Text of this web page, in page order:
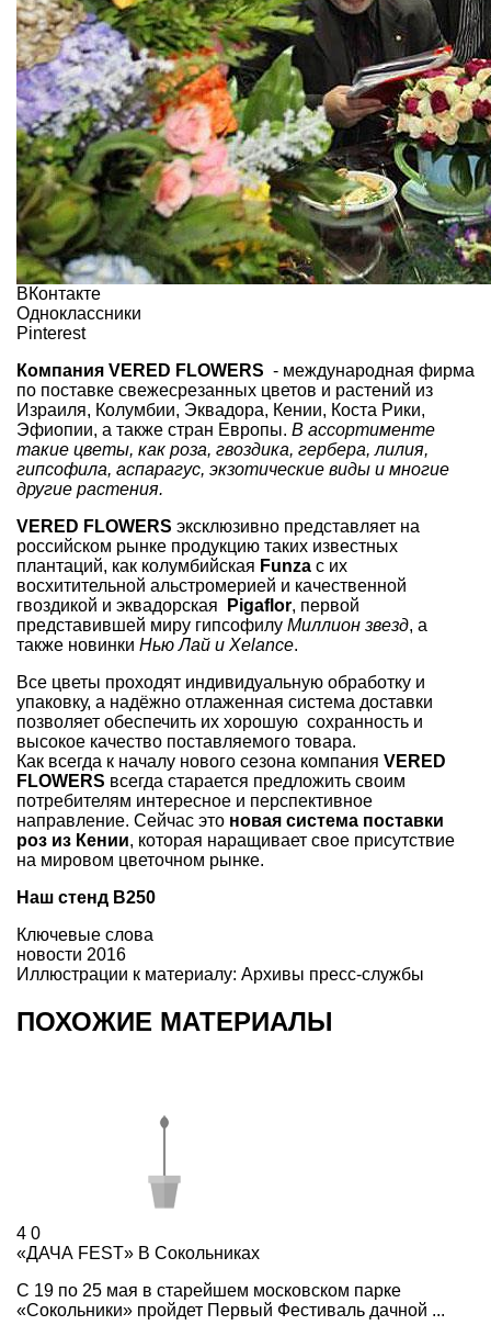
ВКонтакте
Одноклассники
Pinterest
Компания VERED FLOWERS - международная фирма
по поставке свежесрезанных цветов и растений из
Израиля, Колумбии, Эквадора, Кении, Коста Рики,
Эфиопии, а также стран Европы. В ассортименте
такие цветы, как роза, гвоздика, гербера, лилия,
гипсофила, аспарагус, экзотические виды и многие
другие растения.
VERED FLOWERS эксклюзивно представляет на
российском рынке продукцию таких известных
плантаций, как колумбийская Funza с их
восхитительной альстромерией и качественной
гвоздикой и эквадорская
Pigaflor, первой
представившей миру гипсофилу Миллион звезд, а
также новинки Нью Лай и Xelance.
Все цветы проходят индивидуальную обработку и
упаковку, а надёжно отлаженная система доставки
позволяет обеспечить их хорошую сохранность и
высокое качество поставляемого товара.
Как всегда к началу нового сезона компания VERED
FLOWERS всегда старается предложить своим
потребителям интересное и перспективное
направление. Сейчас это новая система поставки
роз из Кении, которая наращивает свое присутствие
на мировом цветочном рынке.
Наш стенд В250
Ключевые слова
новости 2016
Иллюстрации к материалу: Архивы пресс-службы
ПОХОЖИЕ МАТЕРИАЛЫ
4 0
«ДАЧА FEST» В Сокольниках
С 19 по 25 мая в старейшем московском парке
«Сокольники» пройдет Первый Фестиваль дачной ...